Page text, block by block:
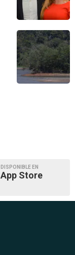
DISPONIBLE EN
App Store